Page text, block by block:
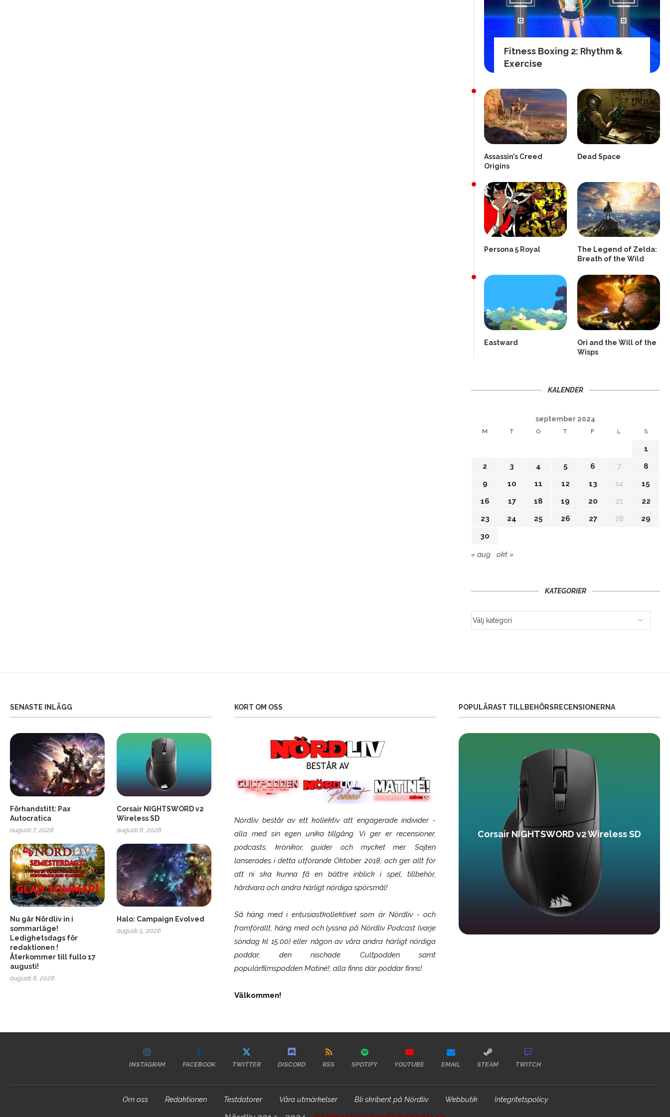
Fitness Boxing 2: Rhythm &
Exercise
Assassin’s Creed
Origins
Dead Space
Persona 5 Royal
The Legend of Zelda:
Breath of the Wild
Eastward
Ori and the Will of the
Wisps
KALENDER
september 2024
M T O T F L S
1
2
3 4 5 6 7
8
9
10 11 12 13 14
15
16
17 18 19 20 21
22
23
24 25 26 27 28
29
30
« aug okt »
KATEGORIER
SENASTE INLÄGG
Förhandstitt: Pax
Autocratica
augusti 7, 2026
Corsair NIGHTSWORD v2
Wireless SD
augusti 6, 2026
Nu går Nördliv in i
sommarläge!
Ledighetsdags för
redaktionen !
Återkommer till fullo 17
augusti!
augusti 6, 2026
Halo: Campaign Evolved
augusti 5, 2026
KORT OM OSS
Nördliv består av ett kollektiv att engagerade individer -
alla med sin egen unika tillgång. Vi ger er recensioner,
podcasts, krönikor, guider och mycket mer. Sajten
lanserades i detta utförande Oktober 2018, och ger allt för
att ni ska kunna få en bättre inblick i spel, tillbehör,
hårdvara och andra härligt nördiga spörsmål!
Så häng med i entusiastkollektivet som ärNördliv- och
framförallt, häng med och lyssna på Nördliv Podcast (varje
söndag kl 15.00) eller någon av våra andra härligt nördiga
poddar, den nischade Cultpodden samt
populärfilmspodden Matiné!; alla finns där poddar finns!
Välkommen!
POPULÄRAST TILLBEHÖRSRECENSIONERNA
Soundcore Liberty 5 Pro SCUF Gaming Omega Corsair NIGHTSWORD v2 Wireless SD
INSTAGRAM FACEBOOK TWITTER DISCORD RSS SPOTIFY YOUTUBE EMAIL STEAM TWITCH
Om oss Redaktionen Testdatorer Våra utmärkelser Bli skribent på Nördliv Webbutik Integritetspolicy